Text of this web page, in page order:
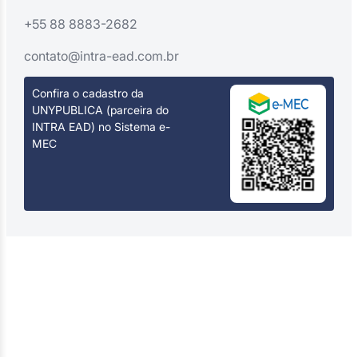
+55 88 8883-2682
contato@intra-ead.com.br
Confira o cadastro da
UNYPUBLICA (parceira do
INTRA EAD) no Sistema e-
MEC